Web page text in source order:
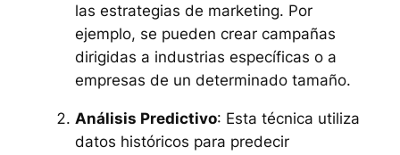
las estrategias de marketing. Por
ejemplo, se pueden crear campañas
dirigidas a industrias específicas o a
empresas de un determinado tamaño.
Análisis Predictivo: Esta técnica utiliza
datos históricos para predecir